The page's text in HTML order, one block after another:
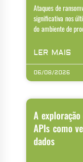
Ataques de
significativa nos
do ambiente de
LER MAIS
06/08/2026
A
APIs como
dados